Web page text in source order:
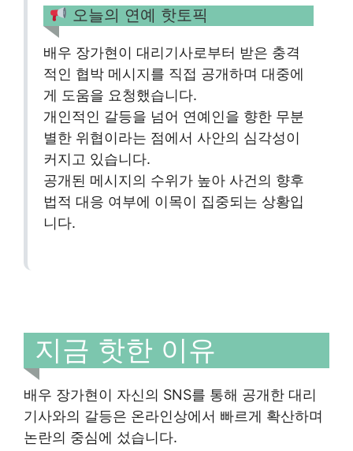
오늘의 연예 핫토픽
배우 장가현이 대리기사로부터 받은 충격
적인 협박 메시지를 직접 공개하며 대중에
게 도움을 요청했습니다.
개인적인 갈등을 넘어 연예인을 향한 무분
별한 위협이라는 점에서 사안의 심각성이
커지고 있습니다.
공개된 메시지의 수위가 높아 사건의 향후
법적 대응 여부에 이목이 집중되는 상황입
니다.
지금 핫한 이유
배우 장가현이 자신의 SNS를 통해 공개한 대리
기사와의 갈등은 온라인상에서 빠르게 확산하며
논란의 중심에 섰습니다.